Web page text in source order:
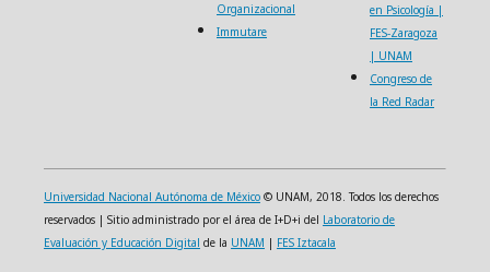
Organizacional
Immutare
en Psicología |
FES-Zaragoza
| UNAM
Congreso de
la Red Radar
Universidad Nacional Autónoma de México © UNAM, 2018. Todos los derechos
reservados | Sitio administrado por el área de I+D+i del Laboratorio de
Evaluación y Educación Digital de la UNAM | FES Iztacala